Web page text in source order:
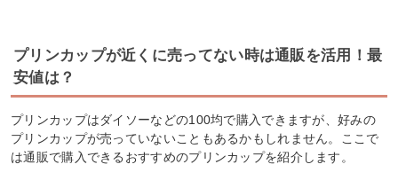
プリンカップが近くに売ってない時は通販を活用！最
安値は？
プリンカップはダイソーなどの100均で購入できますが、好みの
プリンカップが売っていないこともあるかもしれません。ここで
は通販で購入できるおすすめのプリンカップを紹介します。